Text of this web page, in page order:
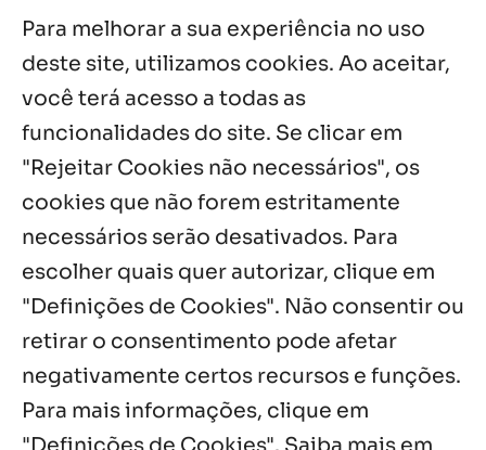
Para melhorar a sua experiência no uso
deste site, utilizamos cookies. Ao aceitar,
você terá acesso a todas as
funcionalidades do site. Se clicar em
"Rejeitar Cookies não necessários", os
cookies que não forem estritamente
necessários serão desativados. Para
escolher quais quer autorizar, clique em
"Definições de Cookies". Não consentir ou
retirar o consentimento pode afetar
negativamente certos recursos e funções.
Para mais informações, clique em
Es de Chapala celebram perseverança e
missão em encontro
7 ago, 2026
Palavra Diária (07/08/2026)
Notícias por Categoria